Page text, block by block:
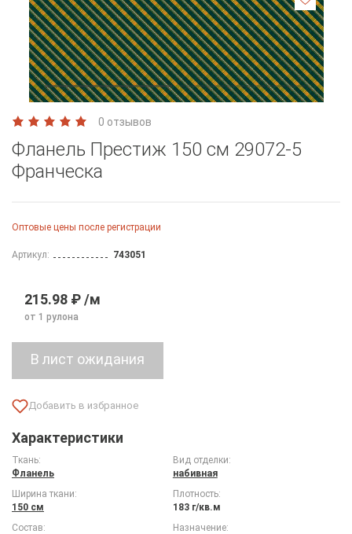
0 отзывов
Фланель Престиж 150 см 29072-5
Франческа
Оптовые цены после регистрации
Артикул: 743051
215.98 ₽ /м
от 1 рулона
Характеристики
Ткань:
Фланель
Вид отделки:
набивная
Ширина ткани:
150 см
Плотность:
183 г/кв.м
Состав:
Назначение: